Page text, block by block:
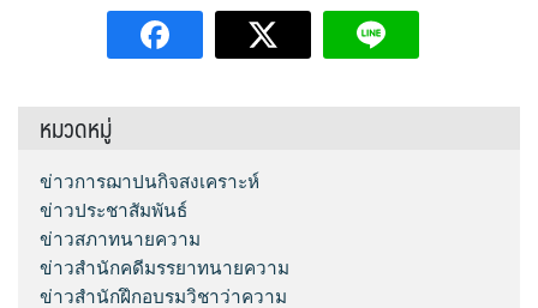
หมวดหมู่
ข่าวการฌาปนกิจสงเคราะห์
ข่าวประชาสัมพันธ์
ข่าวสภาทนายความ
ข่าวสำนักคดีมรรยาทนายความ
ข่าวสำนักฝึกอบรมวิชาว่าความ